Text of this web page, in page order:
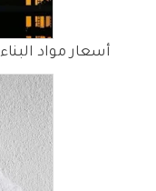
أسعار مواد